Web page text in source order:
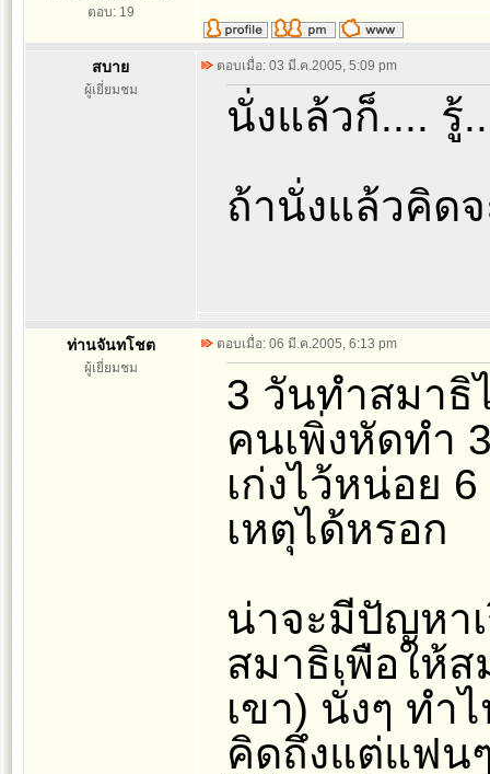
ตอบ: 19
สบาย
ผู้เยี่ยมชม
ตอบเมื่อ: 03 มี.ค.2005, 5:09 pm
นั่งแล้วก็.... รู้
ถ้านั่งแล้วคิดจ
ท่านจันทโชต
ผู้เยี่ยมชม
ตอบเมื่อ: 06 มี.ค.2005, 6:13 pm
3 วันทำสมาธิ
คนเพิ่งหัดทำ
เก่งไว้หน่อย
เหตุได้หรอก
น่าจะมีปัญหา
สมาธิเพือให้
เขา) นั่งๆ ทำ
คิดถึงแต่แฟน